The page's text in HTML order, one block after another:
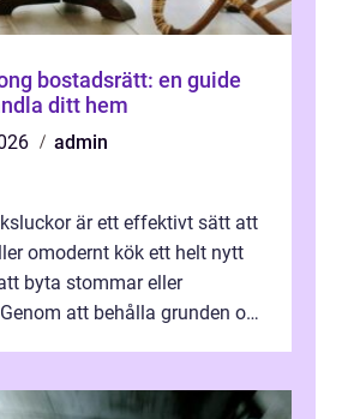
bostadsrätt: en guide
ditt hem
admin
är ett effektivt sätt att
omodernt kök ett helt nytt
byta stommar eller
att behålla grunden och